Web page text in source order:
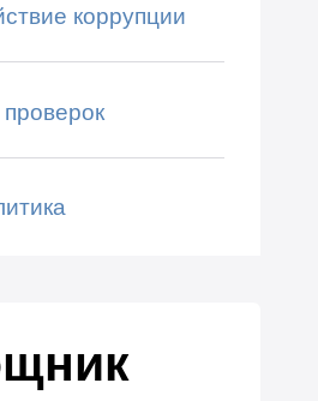
коррупции